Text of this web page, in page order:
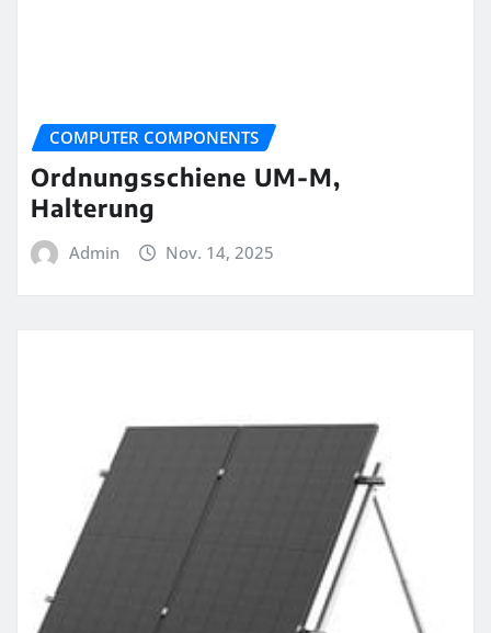
COMPUTER COMPONENTS
Ordnungsschiene UM-M,
Halterung
Admin Nov. 14, 2025